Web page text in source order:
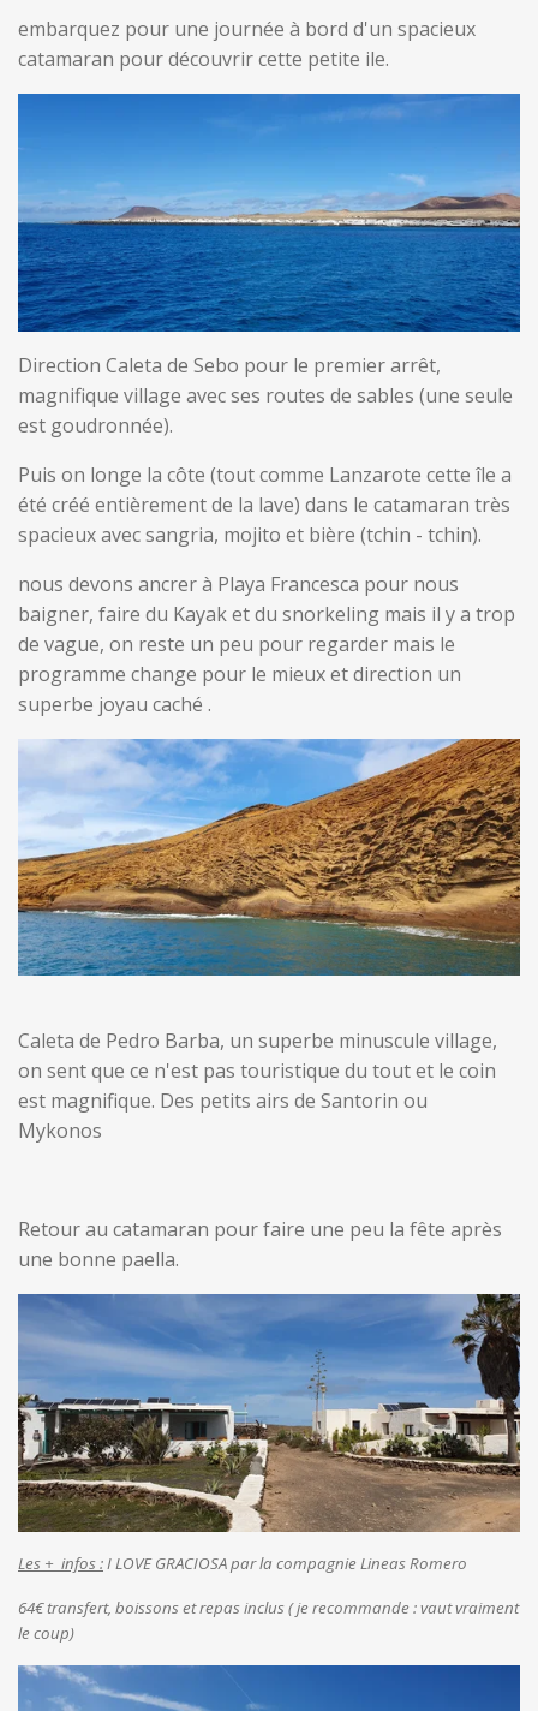
embarquez pour une journée à bord d'un spacieux
catamaran pour découvrir cette petite ile.
Direction Caleta de Sebo pour le premier arrêt,
magnifique village avec ses routes de sables (une seule
est goudronnée).
Puis on longe la côte (tout comme Lanzarote cette île a
été créé entièrement de la lave) dans le catamaran très
spacieux avec sangria, mojito et bière (tchin - tchin).
nous devons ancrer à Playa Francesca pour nous
baigner, faire du Kayak et du snorkeling mais il y a trop
de vague, on reste un peu pour regarder mais le
programme change pour le mieux et direction un
superbe joyau caché .
Caleta de Pedro Barba, un superbe minuscule village,
on sent que ce n'est pas touristique du tout et le coin
est magnifique. Des petits airs de Santorin ou
Mykonos
Retour au catamaran pour faire une peu la fête après
une bonne paella.
Les + infos :I LOVE GRACIOSA par la compagnie Lineas Romero
64€ transfert, boissons et repas inclus ( je recommande : vaut vraiment
le coup)